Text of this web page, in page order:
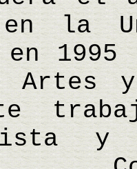
la
1995
Artes
y